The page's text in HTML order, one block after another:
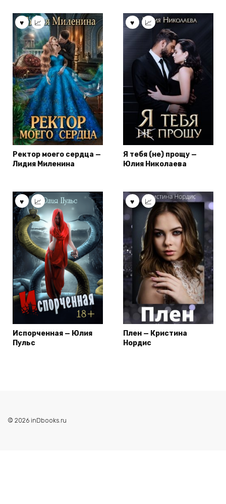
Ректор моего сердца —
Лидия Миленина
Я тебя (не) прощу —
Юлия Николаева
Испорченная — Юлия
Пульс
Плен — Кристина
Нордис
© 2026 inDbooks.ru